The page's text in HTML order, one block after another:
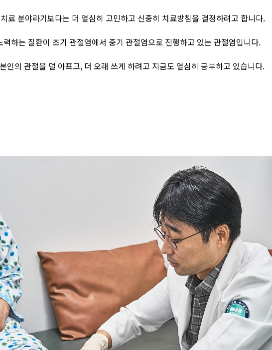
료 분야라기보다는 더 열심히 고민하고 신중히 치료방침을 결정하려고 합니다.
력하는 질환이 초기 관절염에서 중기 관절염으로 진행하고 있는 관절염입니다.
인의 관절을 덜 아프고, 더 오래 쓰게 하려고 지금도 열심히 공부하고 있습니다.